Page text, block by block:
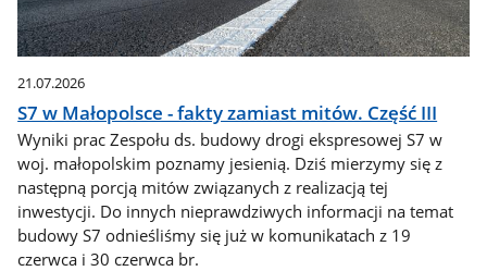
21.07.2026
S7 w Małopolsce - fakty zamiast mitów. Część III
Wyniki prac Zespołu ds. budowy drogi ekspresowej S7 w
woj. małopolskim poznamy jesienią. Dziś mierzymy się z
następną porcją mitów związanych z realizacją tej
inwestycji. Do innych nieprawdziwych informacji na temat
budowy S7 odnieśliśmy się już w komunikatach z 19
czerwca i 30 czerwca br.